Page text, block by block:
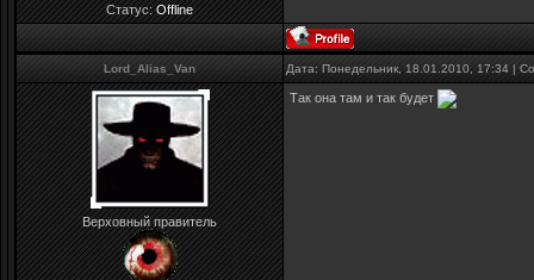
Статус:Offline
Lord_Alias_Van Дата: Понедельник, 18.01.2010, 17:34 |
Верховный правитель
Так она там и так будет